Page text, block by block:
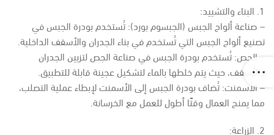
1. البناء والتشييد:
– صناعة ألواح الجبس (الجبسوم بورد): تُستخدم بودرة الجبس في
تصنيع ألواح الجبس التي تُستخدم في بناء الجدران والأسقف الداخلية.
– الجص: تُستخدم بودرة الجبس في صناعة الجص لتزيين الجدران
والأسقف، حيث يتم خلطها بالماء لتشكيل عجينة قابلة للتطبيق.
– الأسمنت: تُضاف بودرة الجبس إلى الأسمنت لإبطاء عملية التصلب،
مما يمنح العمال وقتًا أطول للعمل مع الخرسانة.
2. الزراعة: